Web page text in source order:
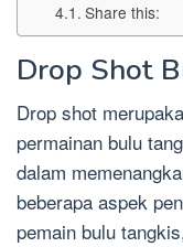
Share this:
Drop Shot
Drop shot
permainan bulu
dalam
beberapa aspek
pemain bulu